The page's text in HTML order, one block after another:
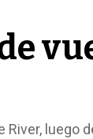
luego